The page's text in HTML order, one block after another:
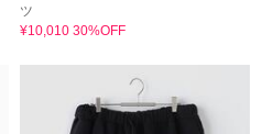
ツ
¥10,010 30%OFF